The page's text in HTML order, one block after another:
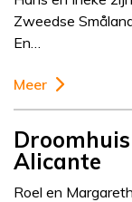
Zweedse
En…
Meer
Alicante
Roel en